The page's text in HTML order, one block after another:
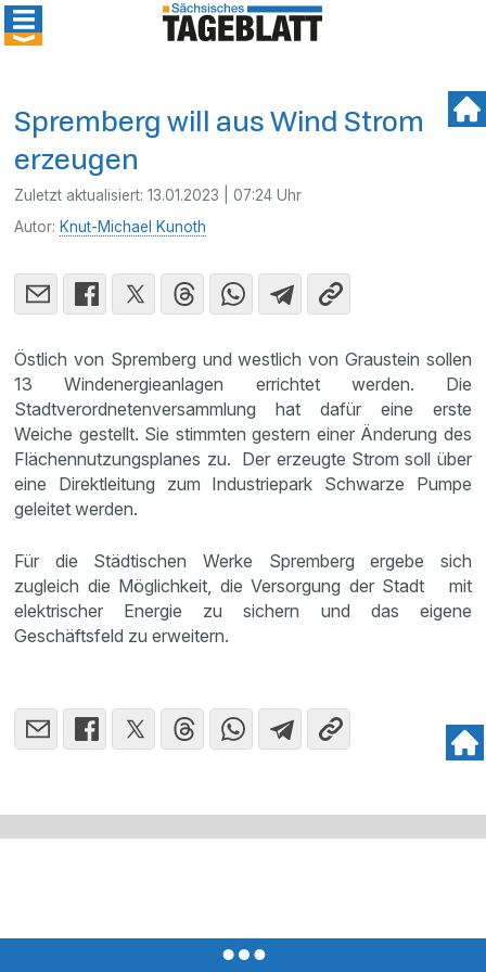
Spremberg will aus Wind Strom
erzeugen
Zuletzt aktualisiert:13.01.2023 | 07:24 Uhr
Autor: Knut-Michael Kunoth
Östlich von Spremberg und westlich von Graustein sollen
13 Windenergieanlagen errichtet werden. Die
Stadtverordnetenversammlung hat dafür eine erste
Weiche gestellt. Sie stimmten gestern einer Änderung des
Flächennutzungsplanes zu. Der erzeugte Strom soll über
eine Direktleitung zum Industriepark Schwarze Pumpe
geleitet werden.
Für die Städtischen Werke Spremberg ergebe sich
zugleich die Möglichkeit, die Versorgung der Stadt mit
elektrischer Energie zu sichern und das eigene
Geschäftsfeld zu erweitern.